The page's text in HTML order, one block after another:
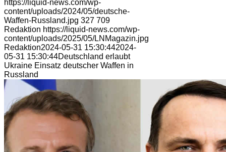
https://liquid-news.com/wp-
content/uploads/2024/05/deutsche-
Waffen-Russland.jpg 327 709
Redaktion https://liquid-news.com/wp-
content/uploads/2025/05/LNMagazin.jpg
Redaktion2024-05-31 15:30:442024-
05-31 15:30:44Deutschland erlaubt
Ukraine Einsatz deutscher Waffen in
Russland